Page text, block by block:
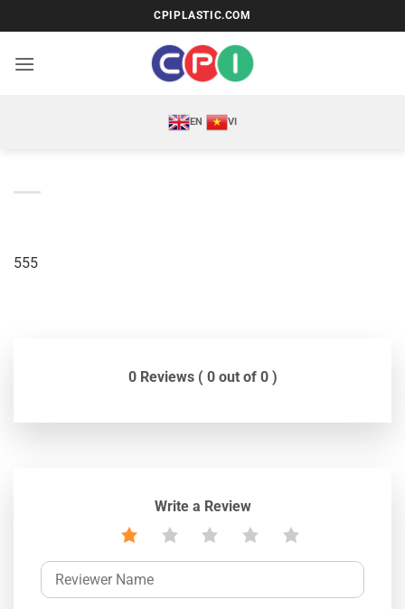
qua
nội
CPIPLASTIC.COM
EN VI
555
0 Reviews ( 0 out of 0 )
Write a Review